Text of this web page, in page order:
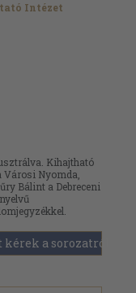
Intézet
Kihajtható
Városi Nyomda,
Bálint a Debreceni
a sorozatról